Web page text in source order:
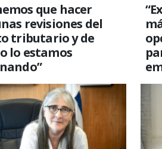
que hacer
revisiones del
tributario y de
lo estamos